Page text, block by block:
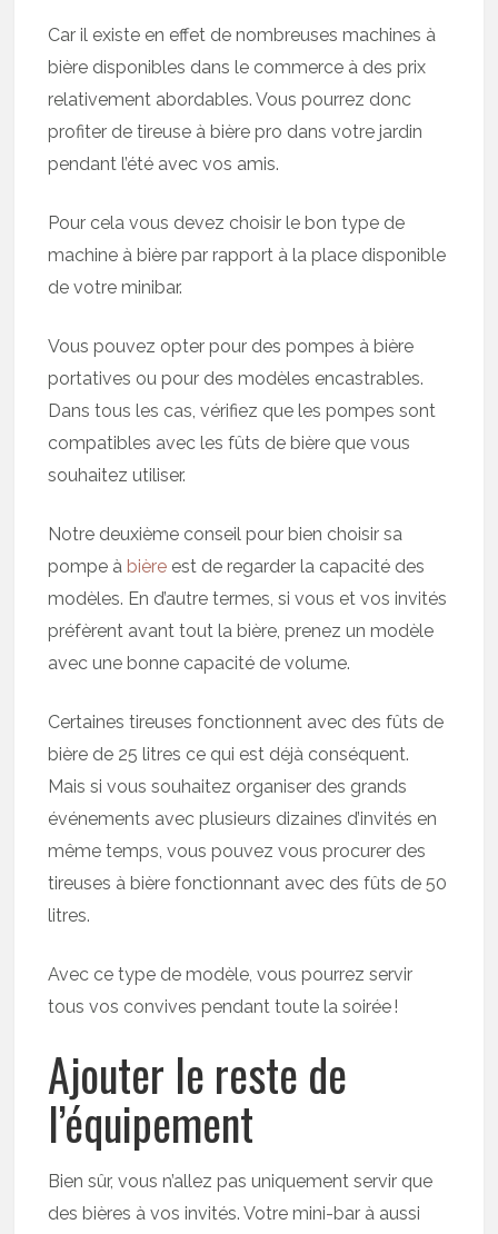
Car il existe en effet de nombreuses machines à
bière disponibles dans le commerce à des prix
relativement abordables. Vous pourrez donc
profiter de tireuse à bière pro dans votre jardin
pendant l’été avec vos amis.
Pour cela vous devez choisir le bon type de
machine à bière par rapport à la place disponible
de votre minibar.
Vous pouvez opter pour des pompes à bière
portatives ou pour des modèles encastrables.
Dans tous les cas, vérifiez que les pompes sont
compatibles avec les fûts de bière que vous
souhaitez utiliser.
Notre deuxième conseil pour bien choisir sa
pompe à bière est de regarder la capacité des
modèles. En d’autre termes, si vous et vos invités
préfèrent avant tout la bière, prenez un modèle
avec une bonne capacité de volume.
Certaines tireuses fonctionnent avec des fûts de
bière de 25 litres ce qui est déjà conséquent.
Mais si vous souhaitez organiser des grands
événements avec plusieurs dizaines d’invités en
même temps, vous pouvez vous procurer des
tireuses à bière fonctionnant avec des fûts de 50
litres.
Avec ce type de modèle, vous pourrez servir
tous vos convives pendant toute la soirée !
Ajouter le reste de
l’équipement
Bien sûr, vous n’allez pas uniquement servir que
des bières à vos invités. Votre mini-bar à aussi